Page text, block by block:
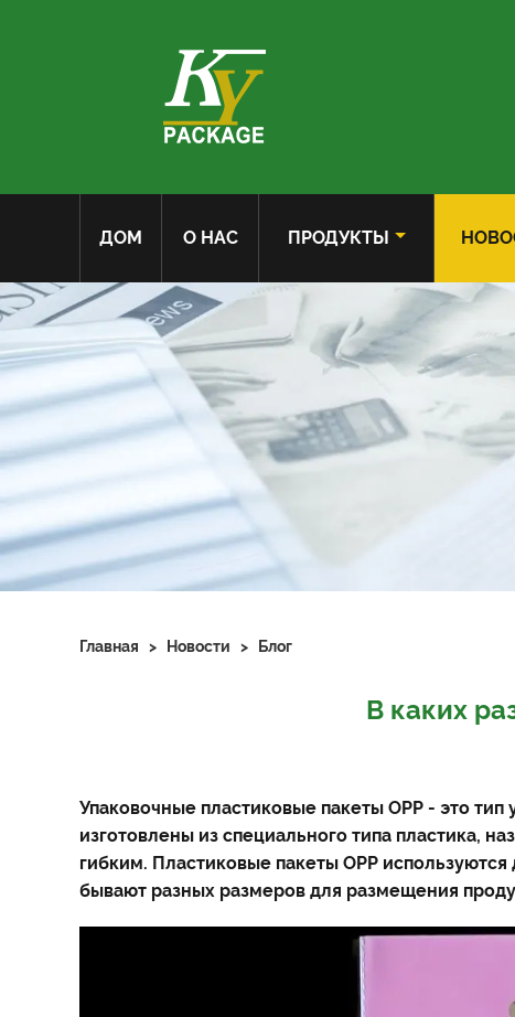
ДОМ О НАС ПРОДУКТЫ
Главная > Новости > Блог
В каких
Упаковочные пластиковые пакеты OPP - это
изготовлены из специального типа пластика,
гибким. Пластиковые пакеты OPP
бывают разных размеров для размещения